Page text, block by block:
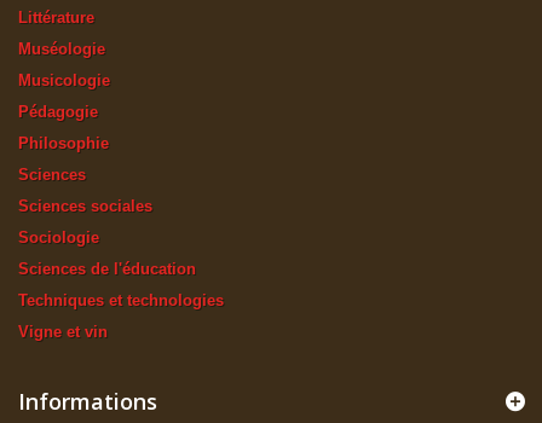
Littérature
Muséologie
Musicologie
Pédagogie
Philosophie
Sciences
Sciences sociales
Sociologie
Sciences de l'éducation
Techniques et technologies
Vigne et vin
Informations